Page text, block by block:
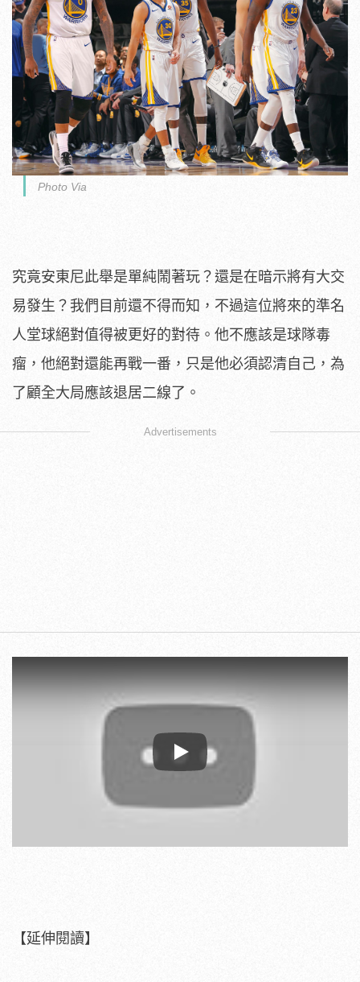
Photo Via
究竟安東尼此舉是單純鬧著玩？還是在暗示將有大交
易發生？我們目前還不得而知，不過這位將來的準名
人堂球絕對值得被更好的對待。他不應該是球隊毒
瘤，他絕對還能再戰一番，只是他必須認清自己，為
了顧全大局應該退居二線了。
Advertisements
Play
【延伸閱讀】